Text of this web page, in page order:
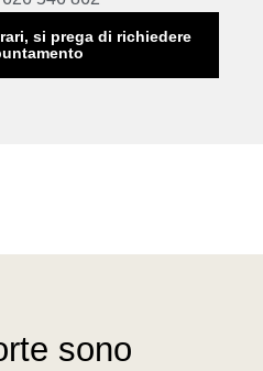
si prega di richiedere
sono